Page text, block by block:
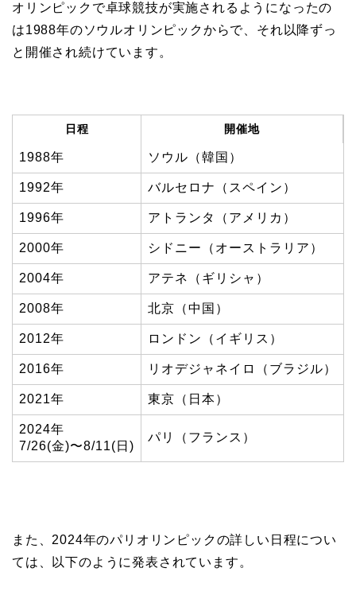
オリンピックで卓球競技が実施されるようになったの
は1988年のソウルオリンピックからで、それ以降ずっ
と開催され続けています。
日程 開催地
1988年 ソウル（韓国）
1992年 バルセロナ（スペイン）
1996年 アトランタ（アメリカ）
2000年 シドニー（オーストラリア）
2004年 アテネ（ギリシャ）
2008年 北京（中国）
2012年 ロンドン（イギリス）
2016年 リオデジャネイロ（ブラジル）
2021年 東京（日本）
2024年
7/26(金)〜8/11(日)
パリ（フランス）
また、2024年のパリオリンピックの詳しい日程につい
ては、以下のように発表されています。